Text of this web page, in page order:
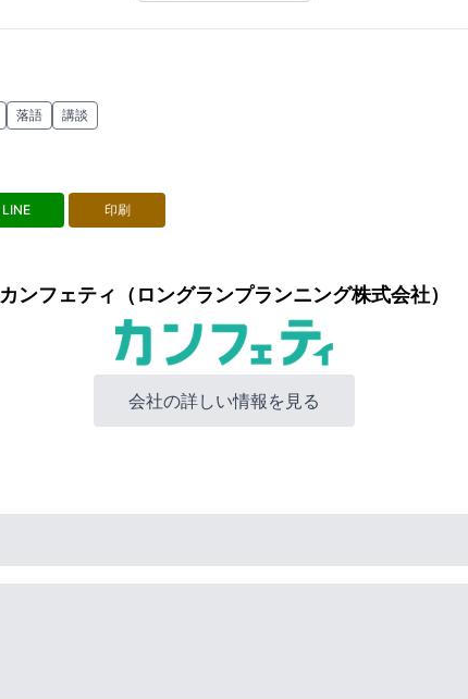
落語 講談
LINE 印刷
カンフェティ（ロングランプランニング株式会社）
会社の詳しい情報を見る